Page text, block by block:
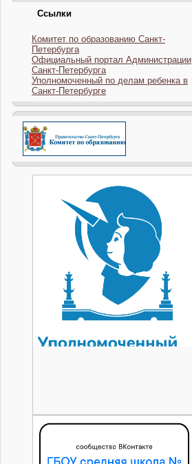
Ссылки
Комитет по образованию Санкт-
Петербурга
Официальный портал Администрации
Санкт-Петербурга
Уполномоченный по делам ребенка в
Санкт-Петербурге